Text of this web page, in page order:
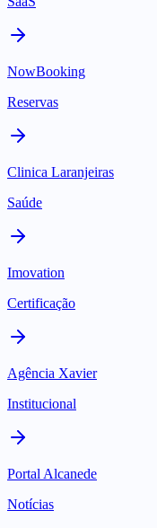
NowBooking
Reservas
Clinica Laranjeiras
Saúde
Imovation
Certificação
Agência Xavier
Institucional
Portal Alcanede
Notícias